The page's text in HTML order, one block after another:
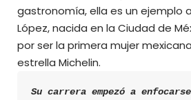
gastronomía, ella es un ejemplo
López, nacida en la Ciudad de
por ser la primera mujer
estrella Michelin.
Su carrera empezó a